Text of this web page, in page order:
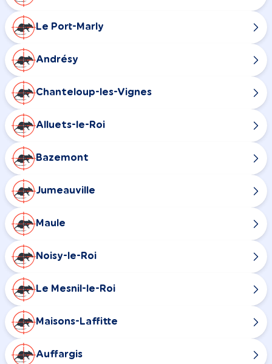
Le Port-Marly
Andrésy
Chanteloup-les-Vignes
Alluets-le-Roi
Bazemont
Jumeauville
Maule
Noisy-le-Roi
Le Mesnil-le-Roi
Maisons-Laffitte
Auffargis